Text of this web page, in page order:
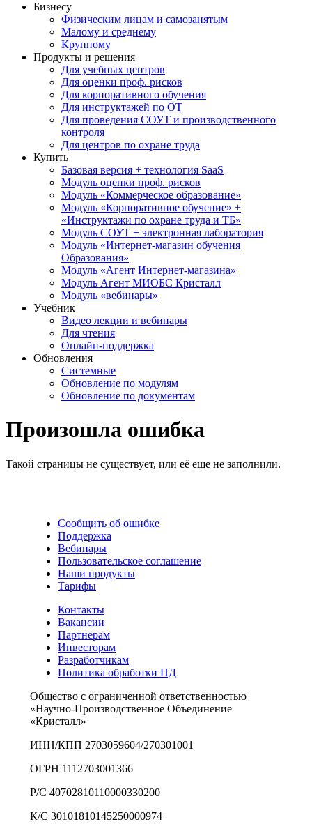
Бизнесу
Физическим лицам и самозанятым
Малому и среднему
Крупному
Продукты и решения
Для учебных центров
Для оценки проф. рисков
Для корпоративного обучения
Для инструктажей по ОТ
Для проведения СОУТ и производственного
контроля
Для центров по охране труда
Купить
Базовая версия + технология SaaS
Модуль оценки проф. рисков
Модуль «Коммерческое образование»
Модуль «Корпоративное обучение» +
«Инструктажи по охране труда и ТБ»
Модуль СОУТ + электронная лаборатория
Модуль «Интернет-магазин обучения
Образования»
Модуль «Агент Интернет-магазина»
Модуль Агент МИОБС Кристалл
Модуль «вебинары»
Учебник
Видео лекции и вебинары
Для чтения
Онлайн-поддержка
Обновления
Системные
Обновление по модулям
Обновление по документам
Произошла ошибка
Такой страницы не существует, или её еще не заполнили.
Сообщить об ошибке
Поддержка
Вебинары
Пользовательское соглашение
Наши продукты
Тарифы
Контакты
Вакансии
Партнерам
Инвесторам
Разработчикам
Политика обработки ПД
Общество с ограниченной ответственностью
«Научно-Производственное Объединение
«Кристалл»
ИНН/КПП 2703059604/270301001
ОГРН 1112703001366
Р/С 40702810110000330200
К/С 30101810145250000974